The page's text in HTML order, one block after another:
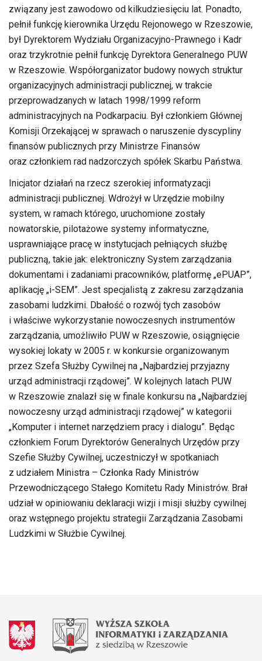
związany jest zawodowo od kilkudziesięciu lat. Ponadto,
pełnił funkcję kierownika Urzędu Rejonowego w Rzeszowie,
był Dyrektorem Wydziału Organizacyjno-Prawnego i Kadr
oraz trzykrotnie pełnił funkcję Dyrektora Generalnego PUW
w Rzeszowie. Współorganizator budowy nowych struktur
organizacyjnych administracji publicznej, w trakcie
przeprowadzanych w latach 1998/1999 reform
administracyjnych na Podkarpaciu. Był członkiem Głównej
Komisji Orzekającej w sprawach o naruszenie dyscypliny
finansów publicznych przy Ministrze Finansów
oraz członkiem rad nadzorczych spółek Skarbu Państwa.
Inicjator działań na rzecz szerokiej informatyzacji
administracji publicznej. Wdrożył w Urzędzie mobilny
system, w ramach którego, uruchomione zostały
nowatorskie, pilotażowe systemy informatyczne,
usprawniające pracę w instytucjach pełniących służbę
publiczną, takie jak: elektroniczny System zarządzania
dokumentami i zadaniami pracowników, platformę „ePUAP”,
aplikację „i-SEM”. Jest specjalistą z zakresu zarządzania
zasobami ludzkimi. Dbałość o rozwój tych zasobów
i właściwe wykorzystanie nowoczesnych instrumentów
zarządzania, umożliwiło PUW w Rzeszowie, osiągnięcie
wysokiej lokaty w 2005 r. w konkursie organizowanym
przez Szefa Służby Cywilnej na „Najbardziej przyjazny
urząd administracji rządowej”. W kolejnych latach PUW
w Rzeszowie znalazł się w finale konkursu na „Najbardziej
nowoczesny urząd administracji rządowej” w kategorii
„Komputer i internet narzędziem pracy i dialogu”. Będąc
członkiem Forum Dyrektorów Generalnych Urzędów przy
Szefie Służby Cywilnej, uczestniczył w spotkaniach
z udziałem Ministra – Członka Rady Ministrów
Przewodniczącego Stałego Komitetu Rady Ministrów. Brał
udział w opiniowaniu deklaracji wizji i misji służby cywilnej
oraz wstępnego projektu strategii Zarządzania Zasobami
Ludzkimi w Służbie Cywilnej.